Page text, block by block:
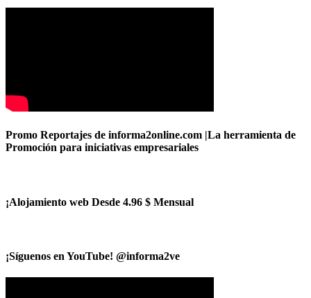
Promo Reportajes de informa2online.com |La herramienta de
Promoción para iniciativas empresariales
¡Alojamiento web Desde 4.96 $ Mensual
¡Síguenos en YouTube! @informa2ve